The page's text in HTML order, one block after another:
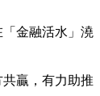
金融活水」澆
贏，有力助推